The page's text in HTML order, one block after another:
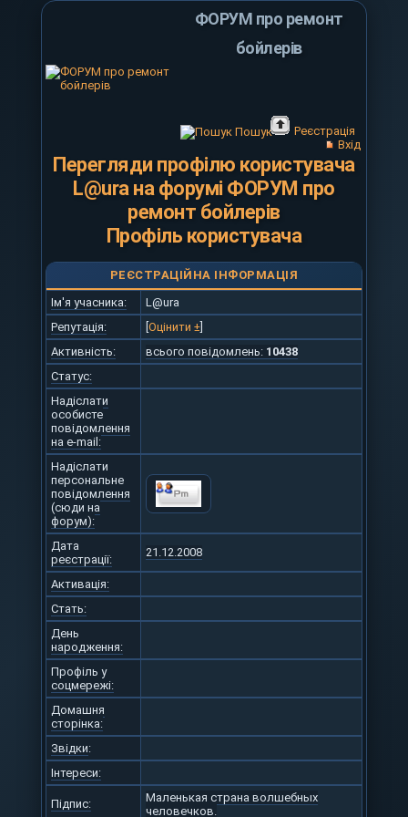
ФОРУМ про ремонт
бойлерів
Пошук
Реєстрація
Вхід
Перегляди профілю користувача
L@ura на форумі ФОРУМ про
ремонт бойлерів
Профіль користувача
РЕЄСТРАЦІЙНА ІНФОРМАЦІЯ
Ім'я учасника:
L@ura
Репутація:
Оцінити ±]
Активність:
всього повідомлень: 10438
Статус:
Надіслати
особисте
повідомлення
на e-mail:
Надіслати
персональне
повідомлення
(сюди на
форум):
Дата
реєстрації:
21.12.2008
Активація:
Стать:
День
народження:
Профіль у
соцмережі:
Домашня
сторінка:
Звідки:
Інтереси:
Підпис:
Маленькая страна волшебных
человечков.